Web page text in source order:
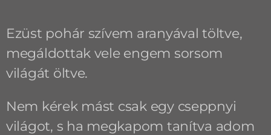
Ezüst pohár szívem aranyával töltve,
megáldottak vele engem sorsom
világát öltve.
Nem kérek mást csak egy cseppnyi
világot, s ha megkapom tanítva adom